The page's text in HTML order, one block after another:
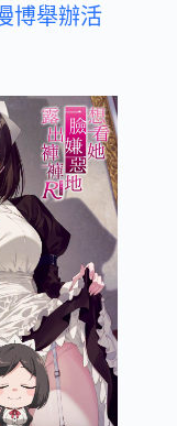
博舉辦活